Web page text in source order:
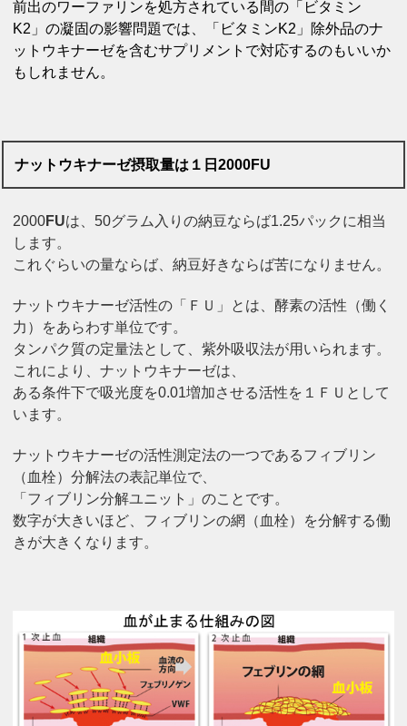
前出のワーファリンを処方されている間の「ビタミン
K2」の凝固の影響問題では、「ビタミンK2」除外品のナ
ットウキナーゼを含むサプリメントで対応するのもいいか
もしれません。
ナットウキナーゼ摂取量は１日2000FU
2000FUは、50グラム入りの納豆ならば1.25パックに相当
します。
これぐらいの量ならば、納豆好きならば苦になりません。
ナットウキナーゼ活性の「ＦＵ」とは、酵素の活性（働く
力）をあらわす単位です。
タンパク質の定量法として、紫外吸収法が用いられます。
これにより、ナットウキナーゼは、
ある条件下で吸光度を0.01増加させる活性を１ＦＵとして
います。
ナットウキナーゼの活性測定法の一つであるフィブリン
（血栓）分解法の表記単位で、
「フィブリン分解ユニット」のことです。
数字が大きいほど、フィブリンの網（血栓）を分解する働
きが大きくなります。